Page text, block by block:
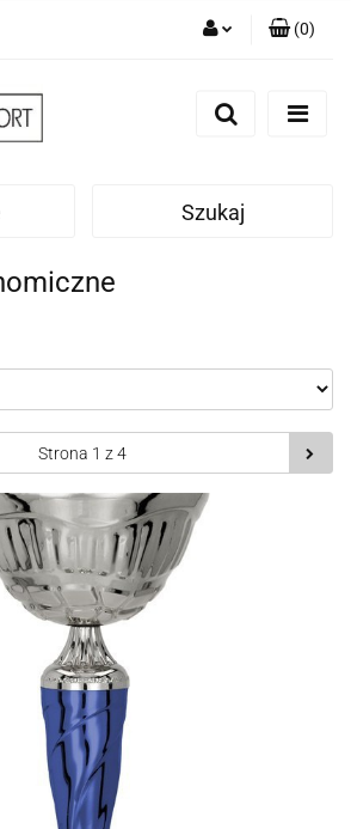
Zarejestruj się
(0)
Szukaj